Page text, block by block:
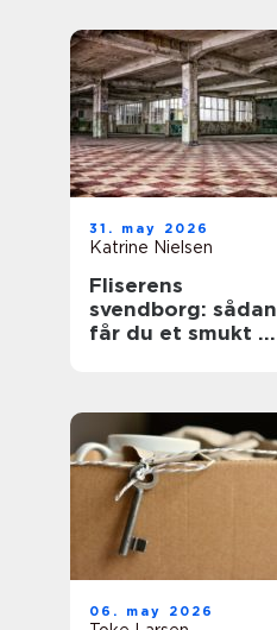
31. may 2026
Katrine Nielsen
Fliserens
svendborg: sådan
får du et smukt og
06. may 2026